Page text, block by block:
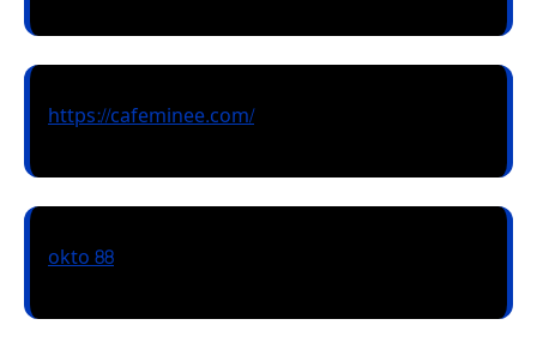
https://cafeminee.com/
okto 88